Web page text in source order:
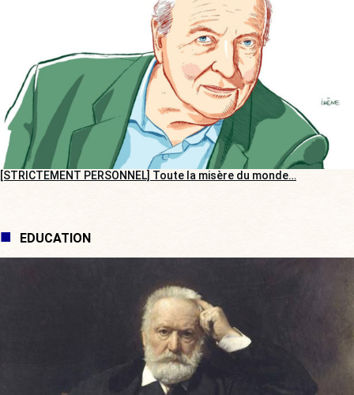
[STRICTEMENT PERSONNEL] Toute la misère du monde…
EDUCATION